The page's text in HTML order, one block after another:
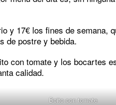
y 17€ los fines de semana,
de postre y bebida.
con tomate y los bocartes
calidad.
Boito con tomate